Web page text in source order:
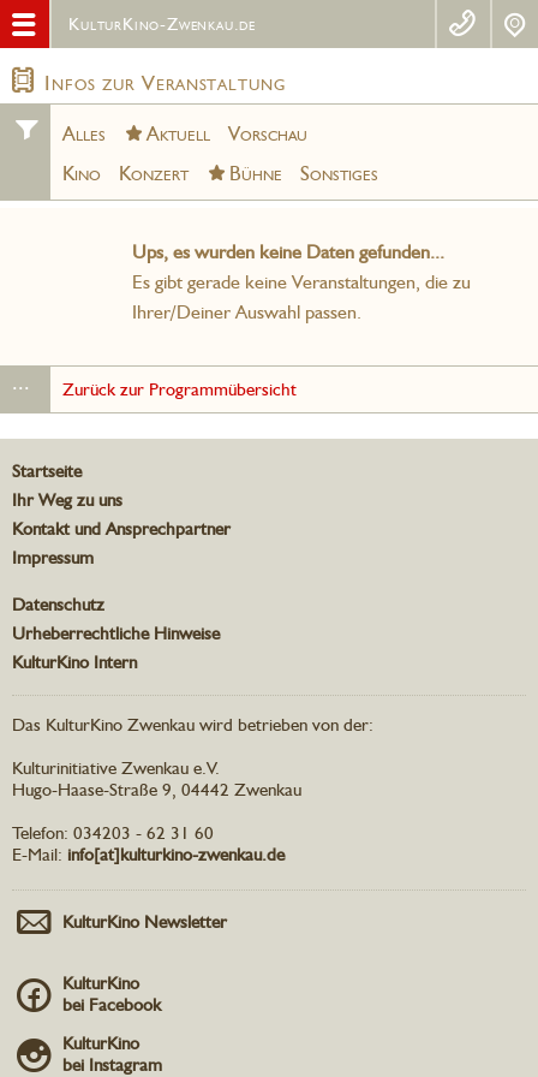
KulturKino-Zwenkau.de
Infos zur Veranstaltung
Alles Aktuell
Vorschau
Kino
Konzert Bühne Sonstiges
Ups, es wurden keine Daten gefunden...
Es gibt gerade keine Veranstaltungen, die zu
Ihrer/Deiner Auswahl passen.
... Zurück zur Programmübersicht
Startseite
Ihr Weg zu uns
Kontakt und Ansprechpartner
Impressum
Datenschutz
Urheberrechtliche Hinweise
KulturKino Intern
Das KulturKino Zwenkau wird betrieben von der:
Kulturinitiative Zwenkau e.V.
Hugo-Haase-Straße 9, 04442 Zwenkau
Telefon: 034203 - 62 31 60
E-Mail: info[at]kulturkino-zwenkau.de
KulturKino Newsletter
KulturKino
bei Facebook
KulturKino
bei Instagram